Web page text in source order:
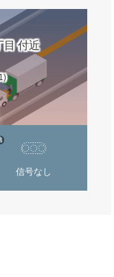
目 付近
信号なし